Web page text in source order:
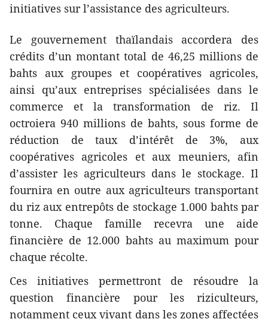
initiatives sur l’assistance des agriculteurs.
Le gouvernement thaïlandais accordera des
crédits d’un montant total de 46,25 millions de
bahts aux groupes et coopératives agricoles,
ainsi qu’aux entreprises spécialisées dans le
commerce et la transformation de riz. Il
octroiera 940 millions de bahts, sous forme de
réduction de taux d’intérêt de 3%, aux
coopératives agricoles et aux meuniers, afin
d’assister les agriculteurs dans le stockage. Il
fournira en outre aux agriculteurs transportant
du riz aux entrepôts de stockage 1.000 bahts par
tonne. Chaque famille recevra une aide
financière de 12.000 bahts au maximum pour
chaque récolte.
Ces initiatives permettront de résoudre la
question financière pour les riziculteurs,
notamment ceux vivant dans les zones affectées